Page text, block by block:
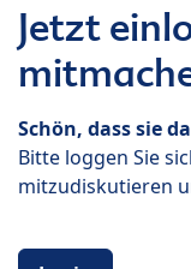
Jetzt
Schön, dass sie
Bitte loggen Sie
mitzudiskutieren